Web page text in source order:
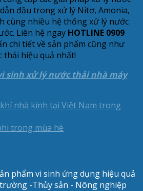
đầu trong xử lý Nitơ, Amonia,
cùng nhiều hệ thống xử lý nước
Liên hệ ngay HOTLINE 0909
chi tiết về sản phẩm cũng như
hiệu quả nhất!
sinh xử lý nước thải nhà máy
nhà kính tại Việt Nam trong
trong mùa hè
phẩm vi sinh ứng dụng hiệu quả
-Thủy sản - Nông nghiệp